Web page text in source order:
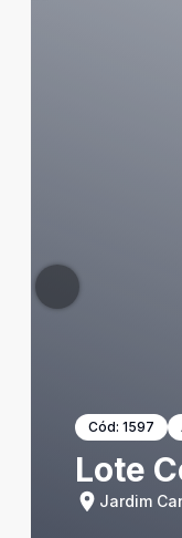
Cód: 1597
Lote
Jardim